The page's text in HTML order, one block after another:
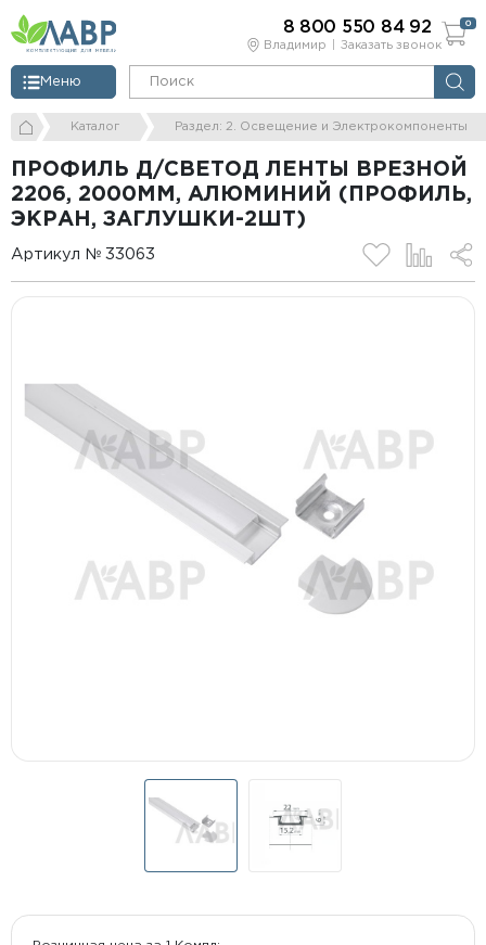
Владимир Заказать звонок
Меню
8 800 550 84 92 0
Каталог Раздел: 2. Освещение и Электрокомпоненты
ПРОФИЛЬ Д/СВЕТОД ЛЕНТЫ ВРЕЗНОЙ
2206, 2000ММ, АЛЮМИНИЙ (ПРОФИЛЬ,
ЭКРАН, ЗАГЛУШКИ-2ШТ)
Артикул № 33063